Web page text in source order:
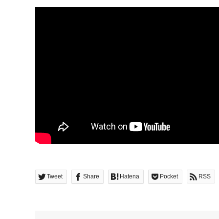
Tweet Share Hatena Pocket RSS